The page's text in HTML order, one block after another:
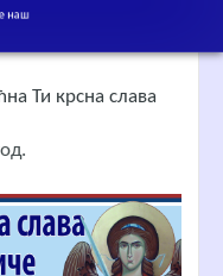
Ти крсна слава